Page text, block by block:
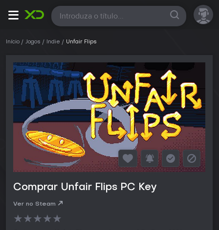
Todas
Início Jogos Indie Unfair Flips
Comprar Unfair Flips PC Key
Ver no Steam
★★★★★